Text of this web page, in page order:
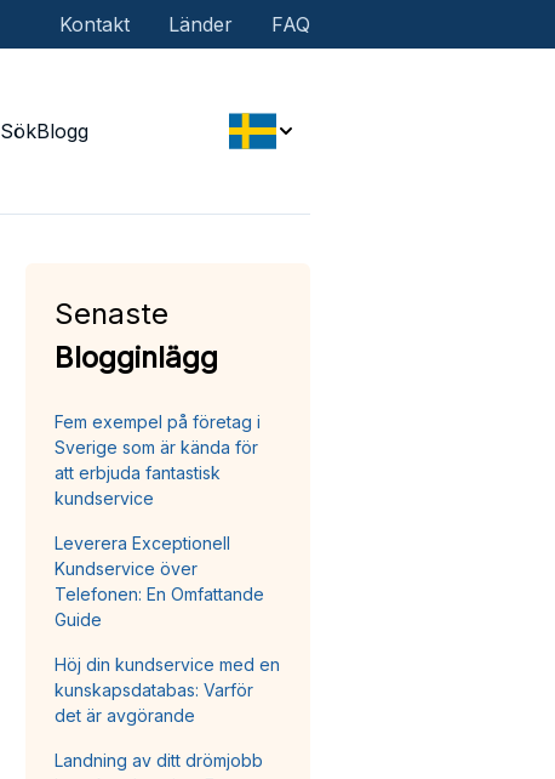
Kontakt Länder FAQ
SökBlogg
Senaste
Blogginlägg
Fem exempel på företag i
Sverige som är kända för
att erbjuda fantastisk
kundservice
Leverera Exceptionell
Kundservice över
Telefonen: En Omfattande
Guide
Höj din kundservice med en
kunskapsdatabas: Varför
det är avgörande
Landning av ditt drömjobb